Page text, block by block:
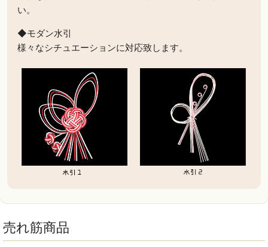
い。
◆モダン水引
様々なシチュエーションに対応致します。
売れ筋商品